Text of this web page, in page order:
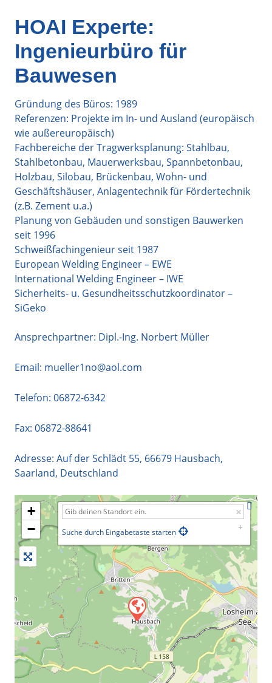
HOAI Experte:
Ingenieurbüro für
Bauwesen
Gründung des Büros: 1989
Referenzen: Projekte im In- und Ausland (europäisch
wie außereuropäisch)
Fachbereiche der Tragwerksplanung: Stahlbau,
Stahlbetonbau, Mauerwerksbau, Spannbetonbau,
Holzbau, Silobau, Brückenbau, Wohn- und
Geschäftshäuser, Anlagentechnik für Fördertechnik
(z.B. Zement u.a.)
Planung von Gebäuden und sonstigen Bauwerken
seit 1996
Schweißfachingenieur seit 1987
European Welding Engineer – EWE
International Welding Engineer – IWE
Sicherheits- u. Gesundheitsschutzkoordinator –
SiGeko
Ansprechpartner: Dipl.-Ing. Norbert Müller
Email: mueller1no@aol.com
Telefon: 06872-6342
Fax: 06872-88641
Adresse: Auf der Schlädt 55, 66679 Hausbach,
Saarland, Deutschland
+
−
Suche durch Eingabetaste starten